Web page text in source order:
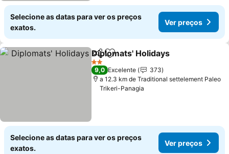
Selecione as datas para ver os preços
exatos.
Ver preços
PartilharAdicionar aos favoritos
Diplomats' Holidays
2 Estrelas
9,0 Excelente
373
a 12.3 km de Traditional settelement Paleo
Trikeri-Panagia
Selecione as datas para ver os preços
exatos.
Ver preços